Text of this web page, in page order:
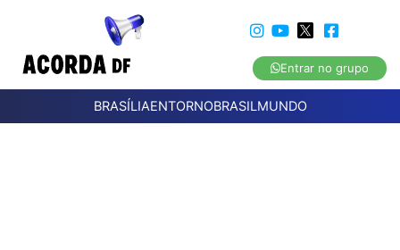
Entrar no grupo
BRASÍLIAENTORNOBRASILMUNDO